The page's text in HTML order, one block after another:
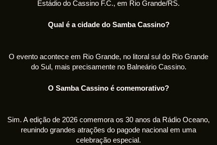
Estádio do Cassino F.C., em Rio Grande/RS.
Qual é a cidade do Samba Cassino?
O evento acontece em Rio Grande, no litoral sul do Rio Grande
do Sul, mais precisamente no Balneário Cassino.
O Samba Cassino é comemorativo?
Sim. A edição de 2026 comemora os 30 anos da Rádio Oceano,
reunindo grandes atrações do pagode nacional em uma
celebração especial.